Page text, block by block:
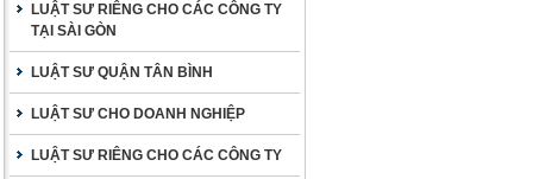
LUẬT SƯ RIÊNG CHO CÁC CÔNG TY
TẠI SÀI GÒN
LUẬT SƯ QUẬN TÂN BÌNH
LUẬT SƯ CHO DOANH NGHIỆP
LUẬT SƯ RIÊNG CHO CÁC CÔNG TY